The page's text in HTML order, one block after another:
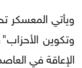
ويأتي المعسكر
وتكوين
الإعاقة في